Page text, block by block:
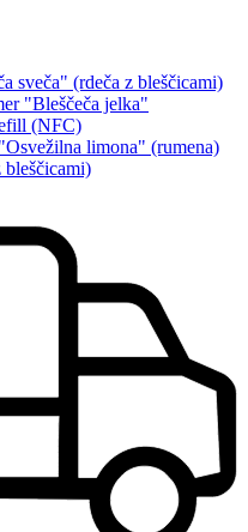
sveča" (rdeča z bleščicami)
"Bleščeča jelka"
(NFC)
limona" (rumena)